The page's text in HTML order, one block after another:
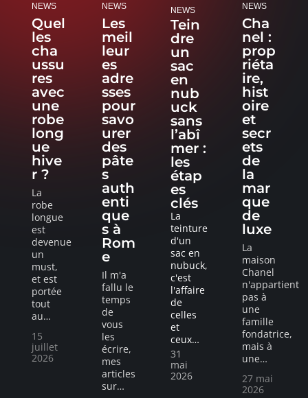
NEWS
Quel
les
cha
ussu
res
avec
une
robe
long
ue
hive
r ?
La
robe
longue
est
devenue
un
must,
et est
portée
tout
au…
15
juillet
2026
NEWS
Les
meil
leur
es
adre
sses
pour
savo
urer
des
pâte
s
auth
enti
que
s à
Rom
e
Il m'a
fallu le
temps
de
vous
les
écrire,
mes
articles
sur…
NEWS
Tein
dre
un
sac
en
nub
uck
sans
l’abî
mer :
les
étap
es
clés
La
teinture
d'un
sac en
nubuck,
c'est
l'affaire
de
celles
et
ceux…
31
mai
2026
NEWS
Cha
nel :
prop
riéta
ire,
hist
oire
et
secr
ets
de
la
mar
que
de
luxe
La
maison
Chanel
n'appartient
pas à
une
famille
fondatrice,
mais à
une…
27 mai
2026